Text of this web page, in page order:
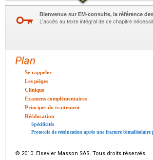
Bienvenue sur EM-consulte, la référence
L'accès au texte intégral de ce chapitre
Plan
Se rappeler
Les pièges
Clinique
Examens complémentaires
Principes du traitement
Rééducation
Spécificités
Protocole de rééducation après une fracture bimalléolaire
© 2010 Elsevier Masson SAS. Tous droits réservés.